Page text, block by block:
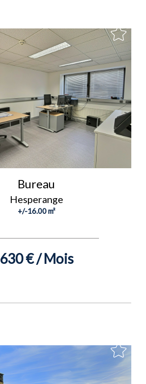
Bureau
Hesperange
+/-16.00 m²
630 € / Mois